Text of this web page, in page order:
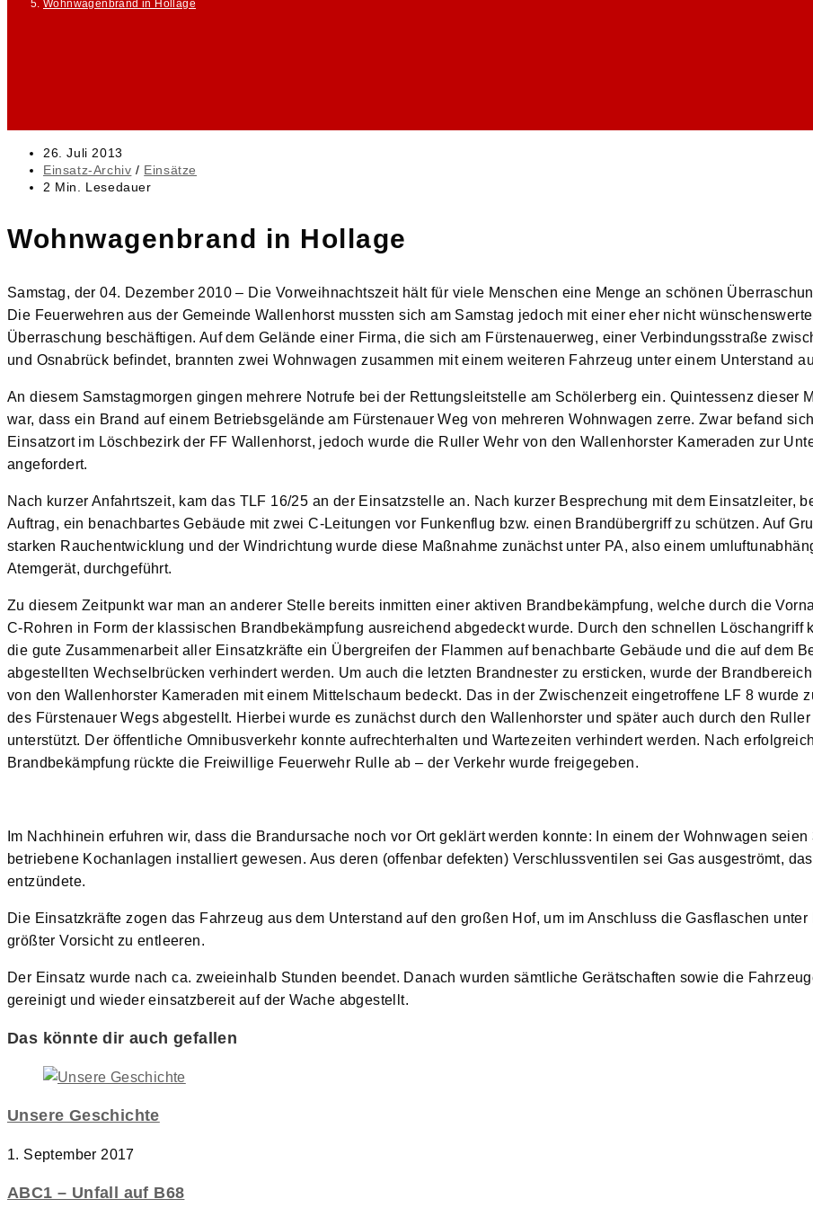
Wohnwagenbrand in Hollage
Beitrag
veröffentlicht:
26. Juli 2013
Beitrags-
Kategorie:
Einsatz-Archiv / Einsätze
Lesedauer:
2 Min. Lesedauer
Wohnwagenbrand in Hollage
Samstag, der 04. Dezember 2010 – Die Vorweihnachtszeit hält für viele Menschen eine Menge an schönen
Die Feuerwehren aus der Gemeinde Wallenhorst mussten sich am Samstag jedoch mit einer eher nicht
Überraschung beschäftigen. Auf dem Gelände einer Firma, die sich am Fürstenauerweg, einer Verbindungsstraße
und Osnabrück befindet, brannten zwei Wohnwagen zusammen mit einem weiteren Fahrzeug unter einem Unterstand
An diesem Samstagmorgen gingen mehrere Notrufe bei der Rettungsleitstelle am Schölerberg ein. Quintessenz dieser
war, dass ein Brand auf einem Betriebsgelände am Fürstenauer Weg von mehreren Wohnwagen zerre. Zwar befand
Einsatzort im Löschbezirk der FF Wallenhorst, jedoch wurde die Ruller Wehr von den Wallenhorster Kameraden zur
angefordert.
Nach kurzer Anfahrtszeit, kam das TLF 16/25 an der Einsatzstelle an. Nach kurzer Besprechung mit dem Einsatzleiter,
Auftrag, ein benachbartes Gebäude mit zwei C-Leitungen vor Funkenflug bzw. einen Brandübergriff zu schützen. Auf
starken Rauchentwicklung und der Windrichtung wurde diese Maßnahme zunächst unter PA, also einem
Atemgerät, durchgeführt.
Zu diesem Zeitpunkt war man an anderer Stelle bereits inmitten einer aktiven Brandbekämpfung, welche durch die
C-Rohren in Form der klassischen Brandbekämpfung ausreichend abgedeckt wurde. Durch den schnellen Löschangriff
die gute Zusammenarbeit aller Einsatzkräfte ein Übergreifen der Flammen auf benachbarte Gebäude und die auf dem
abgestellten Wechselbrücken verhindert werden. Um auch die letzten Brandnester zu ersticken, wurde der
von den Wallenhorster Kameraden mit einem Mittelschaum bedeckt. Das in der Zwischenzeit eingetroffene LF 8 wurde
des Fürstenauer Wegs abgestellt. Hierbei wurde es zunächst durch den Wallenhorster und später auch durch den Ruller
unterstützt. Der öffentliche Omnibusverkehr konnte aufrechterhalten und Wartezeiten verhindert werden. Nach
Brandbekämpfung rückte die Freiwillige Feuerwehr Rulle ab – der Verkehr wurde freigegeben.
Im Nachhinein erfuhren wir, dass die Brandursache noch vor Ort geklärt werden konnte: In einem der Wohnwagen seien
betriebene Kochanlagen installiert gewesen. Aus deren (offenbar defekten) Verschlussventilen sei Gas ausgeströmt,
entzündete.
Die Einsatzkräfte zogen das Fahrzeug aus dem Unterstand auf den großen Hof, um im Anschluss die Gasflaschen unter
größter Vorsicht zu entleeren.
Der Einsatz wurde nach ca. zweieinhalb Stunden beendet. Danach wurden sämtliche Gerätschaften sowie die
gereinigt und wieder einsatzbereit auf der Wache abgestellt.
Das könnte dir auch gefallen
Unsere Geschichte
1. September 2017
ABC1 – Unfall auf B68